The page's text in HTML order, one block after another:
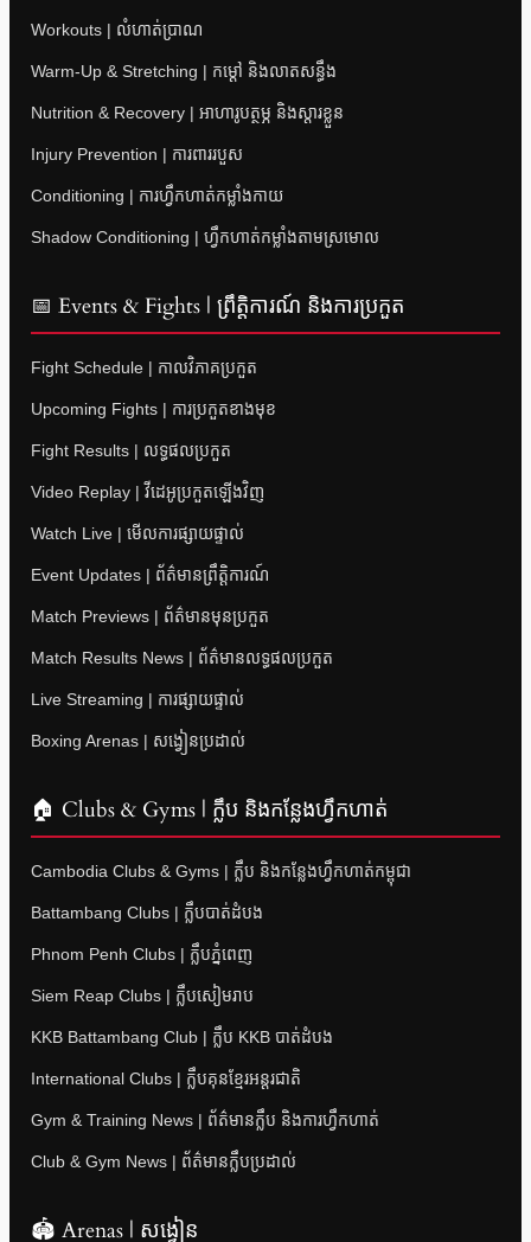
Workouts | លំហាត់ប្រាណ
Warm-Up & Stretching | កម្តៅ និងលាតសន្ធឹង
Nutrition & Recovery | អាហារូបត្ថម្ភ និងស្តារខ្លួន
Injury Prevention | ការពាររបួស
Conditioning | ការហ្វឹកហាត់កម្លាំងកាយ
Shadow Conditioning | ហ្វឹកហាត់កម្លាំងតាមស្រមោល
📅 Events & Fights | ព្រឹត្តិការណ៍ និងការប្រកួត
Fight Schedule | កាលវិភាគប្រកួត
Upcoming Fights | ការប្រកួតខាងមុខ
Fight Results | លទ្ធផលប្រកួត
Video Replay | វីដេអូប្រកួតឡើងវិញ
Watch Live | មើលការផ្សាយផ្ទាល់
Event Updates | ព័ត៌មានព្រឹត្តិការណ៍
Match Previews | ព័ត៌មានមុនប្រកួត
Match Results News | ព័ត៌មានលទ្ធផលប្រកួត
Live Streaming | ការផ្សាយផ្ទាល់
Boxing Arenas | សង្វៀនប្រដាល់
🏠 Clubs & Gyms | ក្លឹប និងកន្លែងហ្វឹកហាត់
Cambodia Clubs & Gyms | ក្លឹប និងកន្លែងហ្វឹកហាត់កម្ពុជា
Battambang Clubs | ក្លឹបបាត់ដំបង
Phnom Penh Clubs | ក្លឹបភ្នំពេញ
Siem Reap Clubs | ក្លឹបសៀមរាប
KKB Battambang Club | ក្លឹប KKB បាត់ដំបង
International Clubs | ក្លឹបគុនខ្មែរអន្តរជាតិ
Gym & Training News | ព័ត៌មានក្លឹប និងការហ្វឹកហាត់
Club & Gym News | ព័ត៌មានក្លឹបប្រដាល់
🏟 Arenas | សង្វៀន